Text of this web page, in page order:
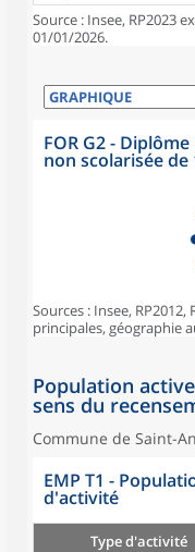
Source : Insee, RP2023
01/01/2026.
FOR G2 -
non scolarisée de
Sources : Insee,
principales, géographie
Population
sens du
Commune de Saint-
EMP T1 -
d'activité
Type d'activité